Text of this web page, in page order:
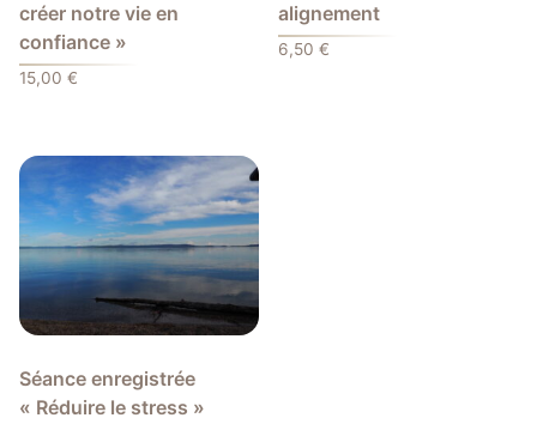
créer notre vie en
confiance »
15,00 €
alignement
6,50€
Séance enregistrée
« Réduire le stress »